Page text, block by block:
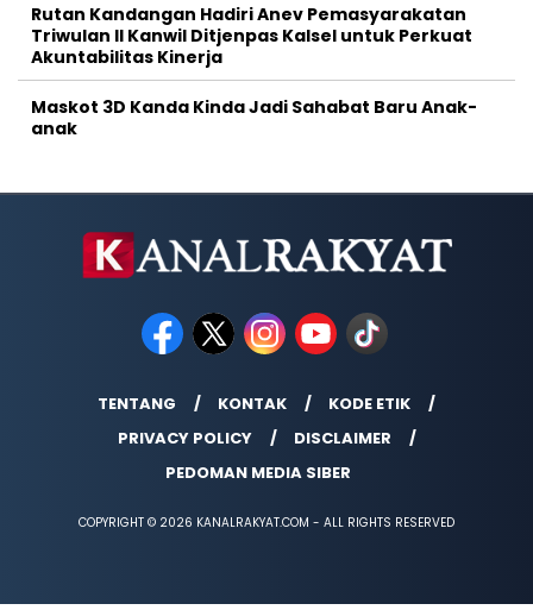
Rutan Kandangan Hadiri Anev Pemasyarakatan
Triwulan II Kanwil Ditjenpas Kalsel untuk Perkuat
Akuntabilitas Kinerja
Maskot 3D Kanda Kinda Jadi Sahabat Baru Anak-
anak
TENTANG KONTAK
KODE ETIK
PRIVACY POLICY
DISCLAIMER
PEDOMAN MEDIA SIBER
COPYRIGHT © 2026 KANALRAKYAT.COM - ALL RIGHTS RESERVED